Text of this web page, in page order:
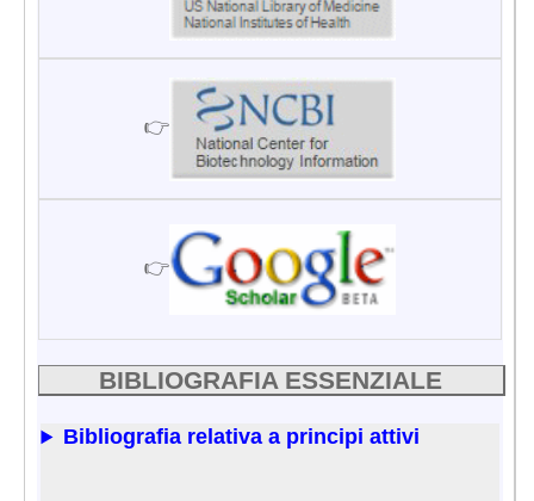
👉
👉
BIBLIOGRAFIA ESSENZIALE
Bibliografia relativa a principi attivi